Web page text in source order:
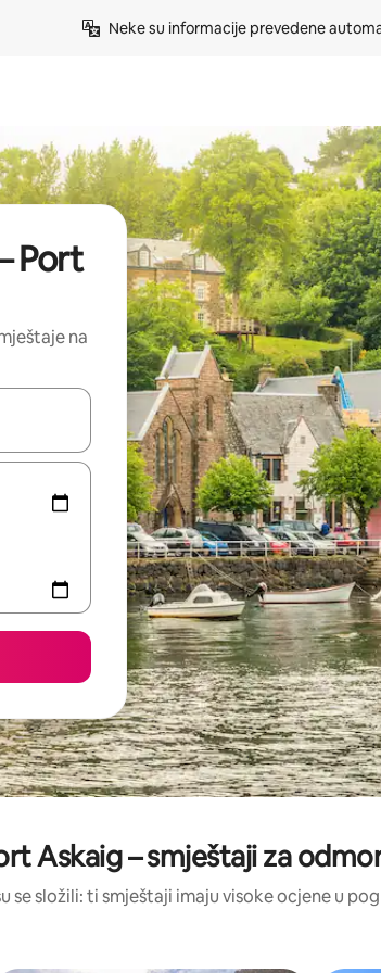
Neke su informacije prevedene
Port
na
pregledati koristeći se strelicama prema gore i
Askaig – smještaji za
se složili: ti smještaji imaju visoke ocjene u